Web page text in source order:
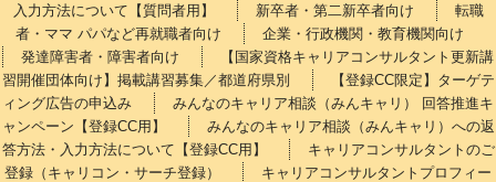
入力方法について【質問者用】
新卒者・第二新卒者向け
転職
者・ママ パパなど再就職者向け
企業・行政機関・教育機関向け
発達障害者・障害者向け
【国家資格キャリアコンサルタント更新講
習開催団体向け】掲載講習募集／都道府県別
【登録CC限定】ターゲテ
ィング広告の申込み
みんなのキャリア相談（みんキャリ） 回答推進キ
ャンペーン【登録CC用】
みんなのキャリア相談（みんキャリ）への返
答方法・入力方法について【登録CC用】
キャリアコンサルタントのご
登録（キャリコン・サーチ登録）
キャリアコンサルタントプロフィー